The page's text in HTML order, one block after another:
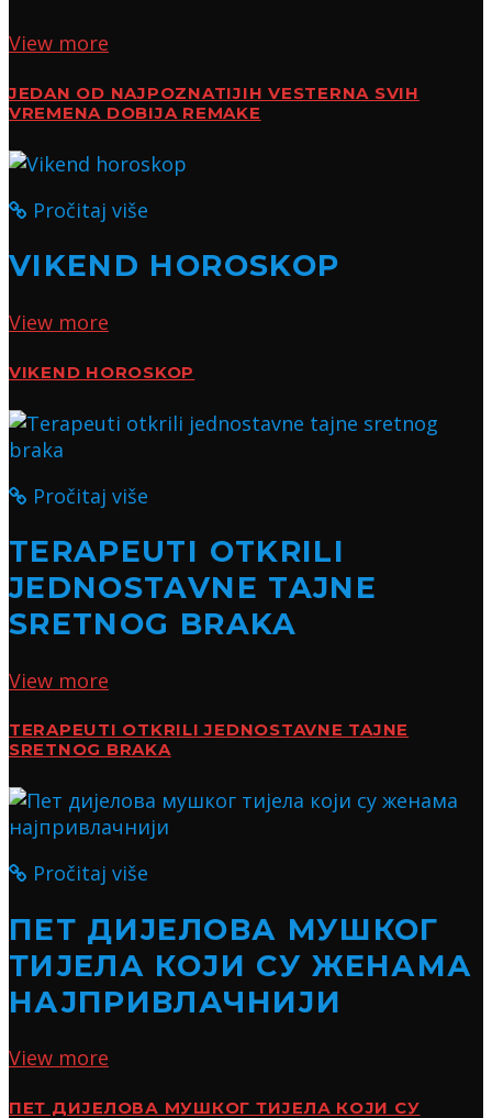
View more
JEDAN OD NAJPOZNATIJIH VESTERNA SVIH
VREMENA DOBIJA REMAKE
Pročitaj više
VIKEND HOROSKOP
View more
VIKEND HOROSKOP
Pročitaj više
TERAPEUTI OTKRILI
JEDNOSTAVNE TAJNE
SRETNOG BRAKA
View more
TERAPEUTI OTKRILI JEDNOSTAVNE TAJNE
SRETNOG BRAKA
Pročitaj više
ПЕТ ДИЈЕЛОВА МУШКОГ
ТИЈЕЛА КОЈИ СУ ЖЕНАМА
НАЈПРИВЛАЧНИЈИ
View more
ПЕТ ДИЈЕЛОВА МУШКОГ ТИЈЕЛА КОЈИ СУ